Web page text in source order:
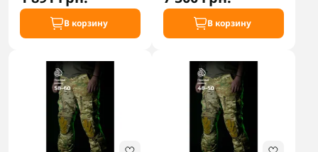
В корзину В корзину